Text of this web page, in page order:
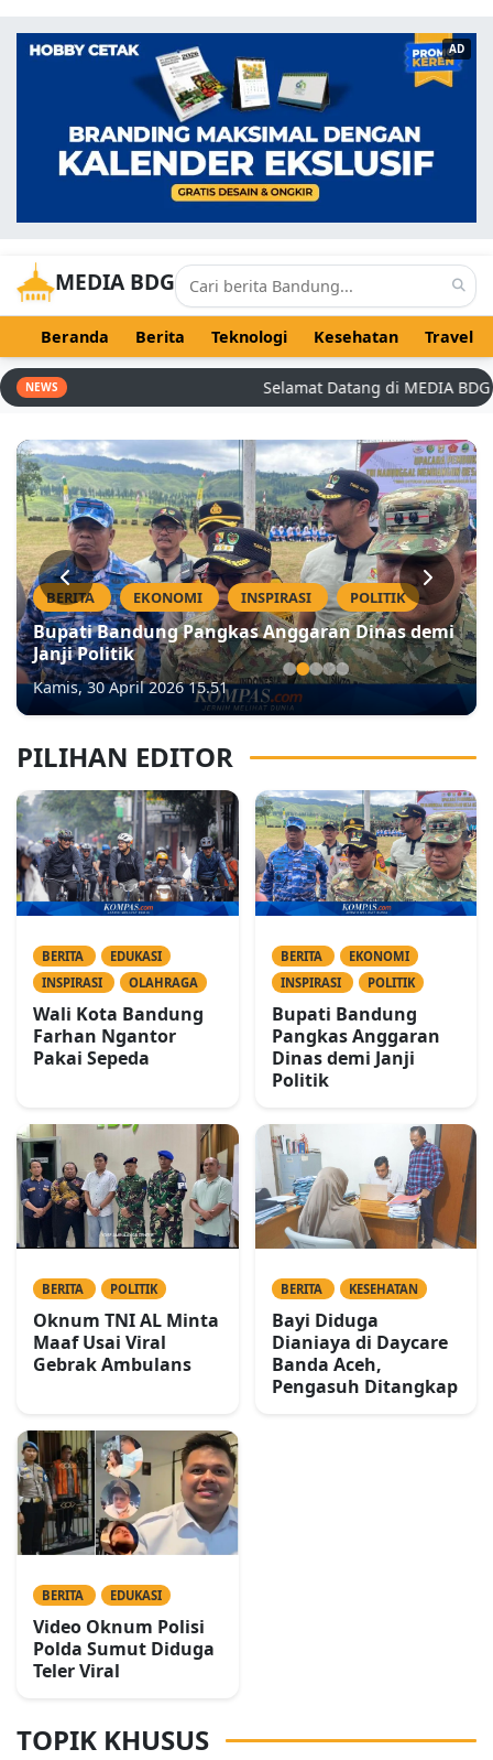
AD
MEDIA BDG
Beranda Berita Teknologi Kesehatan Travel
NEWS Selamat Datang di MEDIA BDG
BERITA EKONOMI INSPIRASI POLITIK
Bupati Bandung Pangkas Anggaran Dinas demi
Janji Politik
Kamis, 30 April 2026 15.51
PILIHAN EDITOR
BERITA
EDUKASI
INSPIRASI
OLAHRAGA
Wali Kota Bandung
Farhan Ngantor
Pakai Sepeda
BERITA
EKONOMI
INSPIRASI
POLITIK
Bupati Bandung
Pangkas Anggaran
Dinas demi Janji
Politik
BERITA POLITIK
Oknum TNI AL Minta
Maaf Usai Viral
Gebrak Ambulans
BERITA KESEHATAN
Bayi Diduga
Dianiaya di Daycare
Banda Aceh,
Pengasuh Ditangkap
BERITA EDUKASI
Video Oknum Polisi
Polda Sumut Diduga
Teler Viral
TOPIK KHUSUS